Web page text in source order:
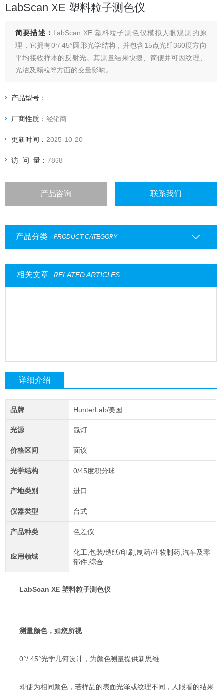
LabScan XE 塑料粒子测色仪
简要描述： LabScan XE 塑料粒子测色仪模拟人眼观测的原
理，它拥有0°/ 45°圆形光学结构，并包含15点光纤360度方向
平均接收样本的反射光。其测量结果快捷、简便并可因纹理、
光洁及颗粒等方面的变量影响。
产品型号：
厂商性质：经销商
更新时间： 2025-10-20
访 问 量：7868
产品咨询 联系我们
产品分类 PRODUCT CATEGORY
相关文章 RELATED ARTICLES
详细介绍
品牌 HunterLab/美国
光源 氙灯
价格区间 面议
光学结构 0/45度积分球
产地类别 进口
仪器类型 台式
产品种类 色差仪
应用领域
化工,包装/造纸/印刷,制药/生物制药,汽车及零
部件,综合
LabScan XE 塑料粒子测色仪
测量颜色，如您所视
0°/ 45°光学几何设计，为颜色测量提供新思维
即使为相同颜色，若样品的表面光泽或纹理不同，人眼看的结果